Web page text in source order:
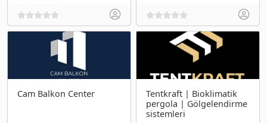
Cam Balkon Center
Tentkraft | Bioklimatik
pergola | Gölgelendirme
sistemleri